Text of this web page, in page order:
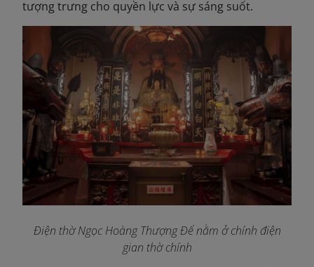
tượng trưng cho quyền lực và sự sáng suốt.
Điện thờ Ngọc Hoàng Thượng Đế nằm ở chính điện
gian thờ chính